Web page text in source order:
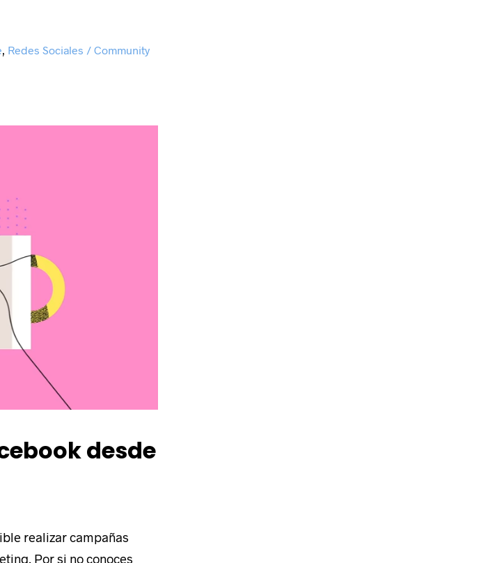
, Redes Sociales / Community
desde
realizar campañas
Por si no conoces